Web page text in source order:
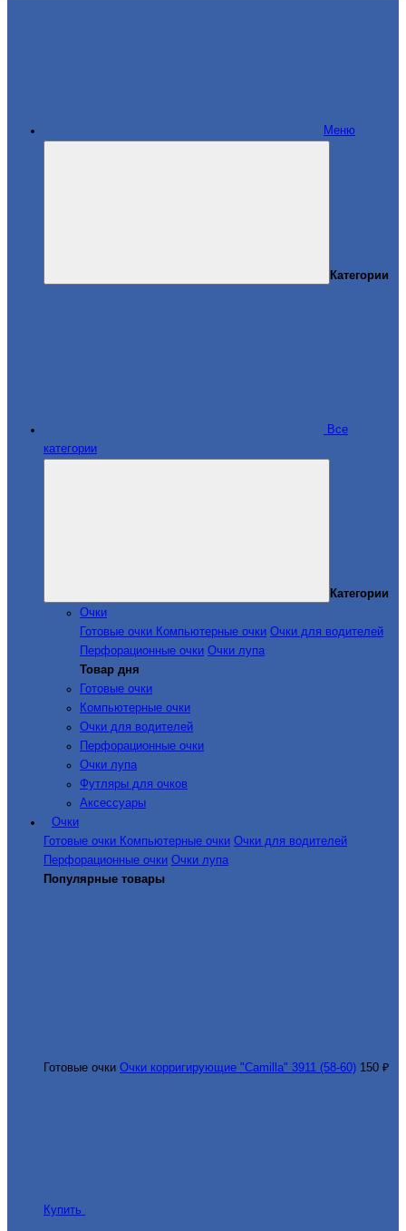
Меню
Категории
Все
категории
Категории
Очки
Готовые очки Компьютерные очки Очки для водителей
Перфорационные очки Очки лупа
Товар дня
Готовые очки
Компьютерные очки
Очки для водителей
Перфорационные очки
Очки лупа
Футляры для очков
Аксессуары
Очки
Готовые очки Компьютерные очки Очки для водителей
Перфорационные очки Очки лупа
Популярные товары
Готовые очки Очки корригирующие "Camilla" 3911 (58-60) 150 ₽
Купить